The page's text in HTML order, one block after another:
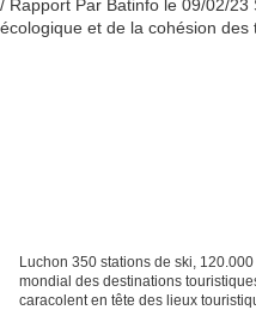
Luchon 350 stations de ski,
mondial des destinations
caracolent en tête des lieux